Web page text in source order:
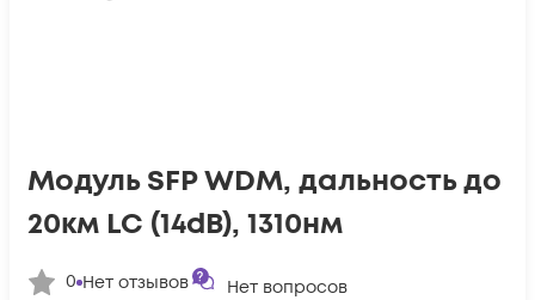
Модуль SFP WDM, дальность до
20км LC (14dB), 1310нм
0 Нет отзывов Нет вопросов